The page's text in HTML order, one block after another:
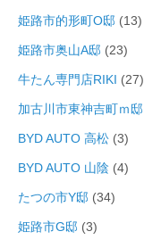
姫路市的形町O邸 (13)
姫路市奥山A邸 (23)
牛たん専門店RIKI (27)
加古川市東神吉町ｍ邸
BYD AUTO 高松 (3)
BYD AUTO 山陰 (4)
たつの市Y邸 (34)
姫路市G邸 (3)